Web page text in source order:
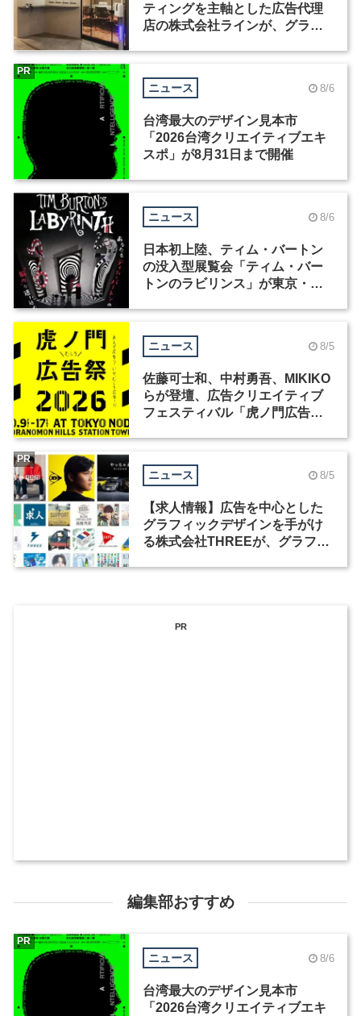
ティングを主軸とした広告代理
店の株式会社ラインが、グラフ
ニュース 8/6
台湾最大のデザイン見本市
「2026台湾クリエイティブエキ
スポ」が8月31日まで開催
PR
ニュース 8/6
日本初上陸、ティム・バートン
の没入型展覧会「ティム・バー
トンのラビリンス」が東京・豊
ニュース 8/5
佐藤可士和、中村勇吾、MIKIKO
らが登壇、広告クリエイティブ
フェスティバル「虎ノ門広告
ニュース 8/5
【求人情報】広告を中心とした
グラフィックデザインを手がけ
る株式会社THREEが、グラフィ
PR
PR
編集部おすすめ
ニュース 8/6
台湾最大のデザイン見本市
「2026台湾クリエイティブエキ
PR